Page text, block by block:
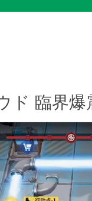
ド 臨界